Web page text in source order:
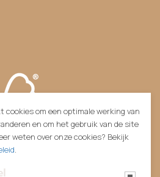
cookies om een optimale werking van
en om het gebruik van de site
weten over onze cookies? Bekijk
.